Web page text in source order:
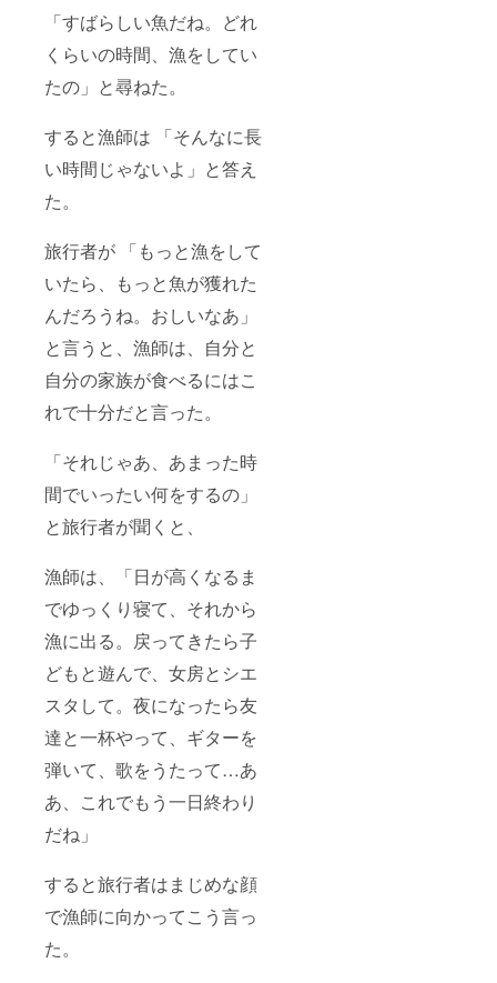
「すばらしい魚だね。どれ
くらいの時間、漁をしてい
たの」と尋ねた。
すると漁師は 「そんなに長
い時間じゃないよ」と答え
た。
旅行者が 「もっと漁をして
いたら、もっと魚が獲れた
んだろうね。おしいなあ」
と言うと、漁師は、自分と
自分の家族が食べるにはこ
れで十分だと言った。
「それじゃあ、あまった時
間でいったい何をするの」
と旅行者が聞くと、
漁師は、「日が高くなるま
でゆっくり寝て、それから
漁に出る。戻ってきたら子
どもと遊んで、女房とシエ
スタして。夜になったら友
達と一杯やって、ギターを
弾いて、歌をうたって…あ
あ、これでもう一日終わり
だね」
すると旅行者はまじめな顔
で漁師に向かってこう言っ
た。